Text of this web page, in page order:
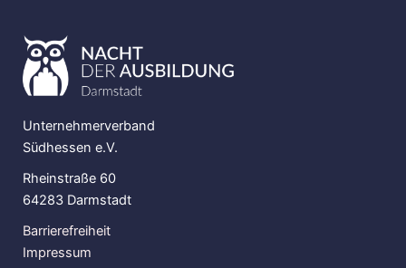
Unternehmerverband
Südhessen e.V.
Rheinstraße 60
64283 Darmstadt
Barrierefreiheit
Impressum